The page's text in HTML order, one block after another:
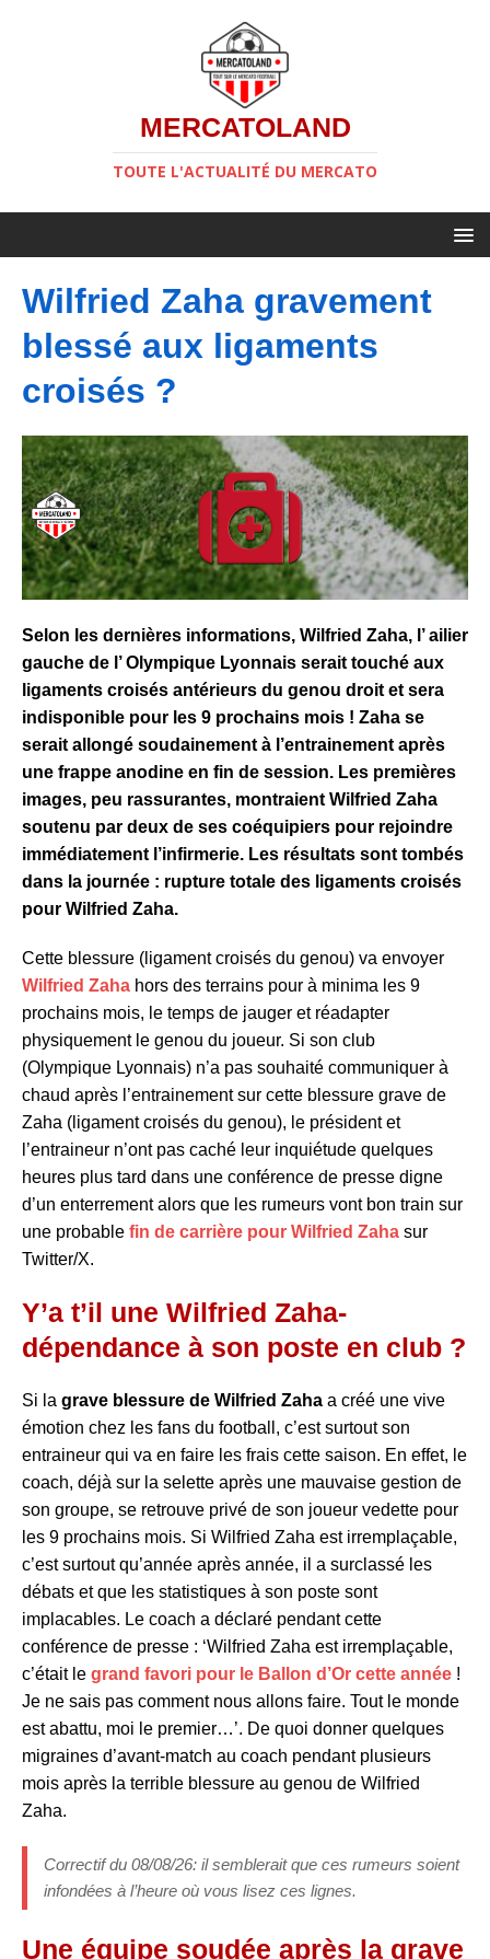
MERCATOLAND
TOUTE L'ACTUALITÉ DU MERCATO
Wilfried Zaha gravement
blessé aux ligaments
croisés ?
Selon les dernières informations, Wilfried Zaha, l’ ailier
gauche de l’ Olympique Lyonnais serait touché aux
ligaments croisés antérieurs du genou droit et sera
indisponible pour les 9 prochains mois ! Zaha se
serait allongé soudainement à l’entrainement après
une frappe anodine en fin de session. Les premières
images, peu rassurantes, montraient Wilfried Zaha
soutenu par deux de ses coéquipiers pour rejoindre
immédiatement l’infirmerie. Les résultats sont tombés
dans la journée : rupture totale des ligaments croisés
pour Wilfried Zaha.
Cette blessure (ligament croisés du genou) va envoyer
Wilfried Zaha hors des terrains pour à minima les 9
prochains mois, le temps de jauger et réadapter
physiquement le genou du joueur. Si son club
(Olympique Lyonnais) n’a pas souhaité communiquer à
chaud après l’entrainement sur cette blessure grave de
Zaha (ligament croisés du genou), le président et
l’entraineur n’ont pas caché leur inquiétude quelques
heures plus tard dans une conférence de presse digne
d’un enterrement alors que les rumeurs vont bon train sur
une probable fin de carrière pour Wilfried Zaha sur
Twitter/X.
Y’a t’il une Wilfried Zaha-
dépendance à son poste en club ?
Si la grave blessure de Wilfried Zaha a créé une vive
émotion chez les fans du football, c’est surtout son
entraineur qui va en faire les frais cette saison. En effet, le
coach, déjà sur la selette après une mauvaise gestion de
son groupe, se retrouve privé de son joueur vedette pour
les 9 prochains mois. Si Wilfried Zaha est irremplaçable,
c’est surtout qu’année après année, il a surclassé les
débats et que les statistiques à son poste sont
implacables. Le coach a déclaré pendant cette
conférence de presse : ‘Wilfried Zaha est irremplaçable,
c’était le grand favori pour le Ballon d’Or cette année !
Je ne sais pas comment nous allons faire. Tout le monde
est abattu, moi le premier…’. De quoi donner quelques
migraines d’avant-match au coach pendant plusieurs
mois après la terrible blessure au genou de Wilfried
Zaha.
Correctif du 08/08/26: il semblerait que ces rumeurs soient
infondées à l’heure où vous lisez ces lignes.
Une équipe soudée après la grave